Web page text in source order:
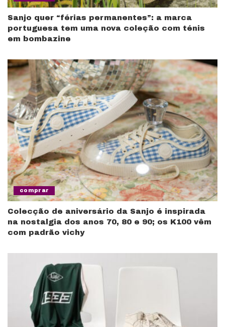
Sanjo quer “férias permanentes”: a marca
portuguesa tem uma nova coleção com ténis
em bombazine
comprar
Colecção de aniversário da Sanjo é inspirada
na nostalgia dos anos 70, 80 e 90; os K100 vêm
com padrão vichy